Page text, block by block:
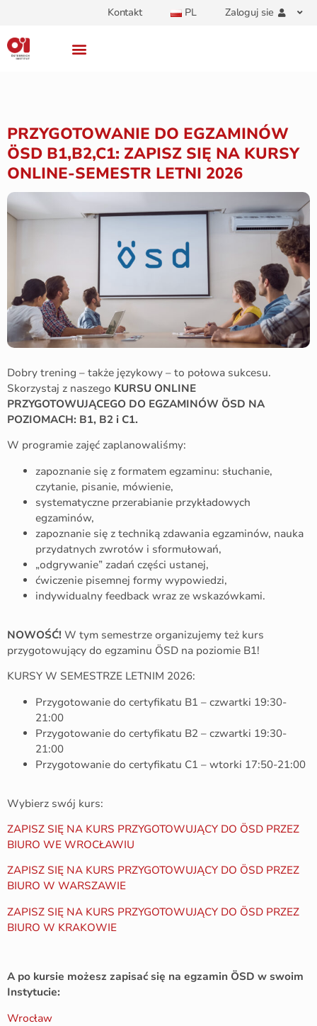
Kontakt PL Zaloguj sie
PRZYGOTOWANIE DO EGZAMINÓW
ÖSD B1,B2,C1: ZAPISZ SIĘ NA KURSY
ONLINE-SEMESTR LETNI 2026
Dobry trening – także językowy – to połowa sukcesu.
Skorzystaj z naszego KURSU ONLINE
PRZYGOTOWUJĄCEGO DO EGZAMINÓW ÖSD NA
POZIOMACH: B1, B2 i C1.
W programie zajęć zaplanowaliśmy:
zapoznanie się z formatem egzaminu: słuchanie,
czytanie, pisanie, mówienie,
systematyczne przerabianie przykładowych
egzaminów,
zapoznanie się z techniką zdawania egzaminów, nauka
przydatnych zwrotów i sformułowań,
„odgrywanie” zadań części ustanej,
ćwiczenie pisemnej formy wypowiedzi,
indywidualny feedback wraz ze wskazówkami.
NOWOŚĆ! W tym semestrze organizujemy też kurs
przygotowujący do egzaminu ÖSD na poziomie B1!
KURSY W SEMESTRZE LETNIM 2026:
Przygotowanie do certyfikatu B1 – czwartki 19:30-
21:00
Przygotowanie do certyfikatu B2 – czwartki 19:30-
21:00
Przygotowanie do certyfikatu C1 – wtorki 17:50-21:00
Wybierz swój kurs:
ZAPISZ SIĘ NA KURS PRZYGOTOWUJĄCY DO ÖSD PRZEZ
BIURO WE WROCŁAWIU
ZAPISZ SIĘ NA KURS PRZYGOTOWUJĄCY DO ÖSD PRZEZ
BIURO W WARSZAWIE
ZAPISZ SIĘ NA KURS PRZYGOTOWUJĄCY DO ÖSD PRZEZ
BIURO W KRAKOWIE
A po kursie możesz zapisać się na egzamin ÖSD w swoim
Instytucie:
Wrocław